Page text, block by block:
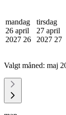
mandag
26 april
2027 26
tirsdag
27 april
2027 27
Valgt måned: maj